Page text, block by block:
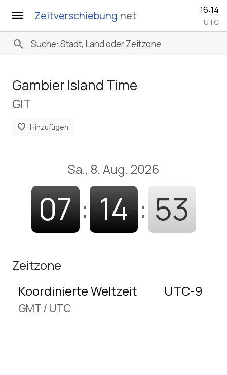
menu Zeitverschiebung.net 16:14
UTC
search
Gambier Island Time
GIT
favorite Hinzufügen
Sa., 8. Aug. 2026
07 : 14 : 53
Zeitzone
Koordinierte Weltzeit
GMT/ UTC
UTC-9